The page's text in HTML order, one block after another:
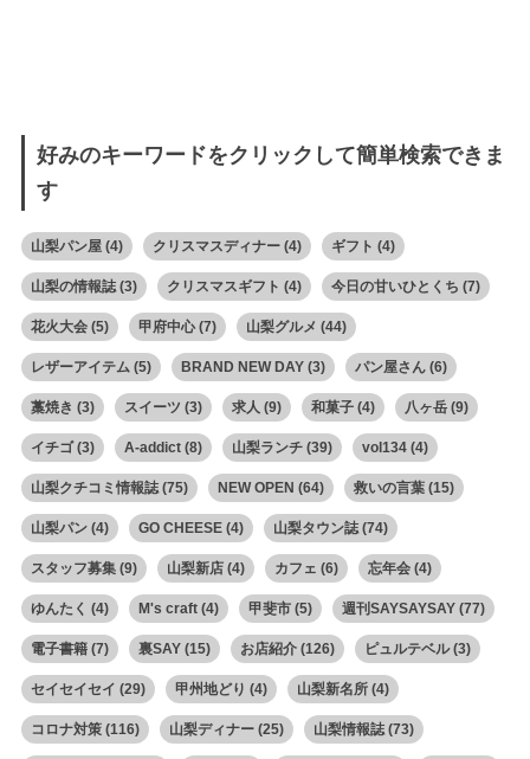
好みのキーワードをクリックして簡単検索できま
す
山梨パン屋(4) クリスマスディナー(4) ギフト (4)
山梨の情報誌(3) クリスマスギフト (4) 今日の甘いひとくち (7)
花火大会(5) 甲府中心(7) 山梨グルメ (44)
レザーアイテム(5) BRAND NEW DAY(3) パン屋さん(6)
藁焼き (3) スイーツ (3) 求人 (9) 和菓子(4) 八ヶ岳(9)
イチゴ(3) A-addict(8) 山梨ランチ(39) vol134(4)
山梨クチコミ情報誌(75) NEW OPEN (64) 救いの言葉(15)
山梨パン(4) GO CHEESE(4) 山梨タウン誌(74)
スタッフ募集(9) 山梨新店(4) カフェ (6) 忘年会(4)
ゆんたく (4) M's craft(4) 甲斐市(5) 週刊SAYSAYSAY(77)
電子書籍(7) 裏SAY(15) お店紹介(126) ピュルテベル(3)
セイセイセイ (29) 甲州地どり (4) 山梨新名所(4)
コロナ対策(116) 山梨ディナー(25) 山梨情報誌(73)